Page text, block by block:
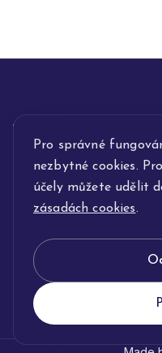
Pro správné
nezbytné cookies.
účely můžete udělit
zásadách cookies.
INFORMACE
POPIS SLUŽEB
KLENOTNICTVÍ JOLLEO